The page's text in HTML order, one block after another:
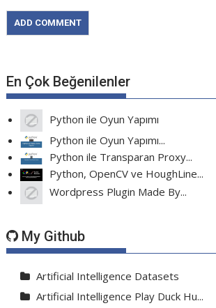
En Çok Beğenilenler
Python ile Oyun Yapımı
Python ile Oyun Yapımı...
Python ile Transparan Proxy...
Python, OpenCV ve HoughLine...
Wordpress Plugin Made By...
My Github
Artificial Intelligence Datasets
Artificial Intelligence Play Duck Hu...